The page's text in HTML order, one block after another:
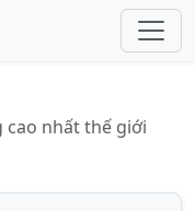
cao nhất thế giới